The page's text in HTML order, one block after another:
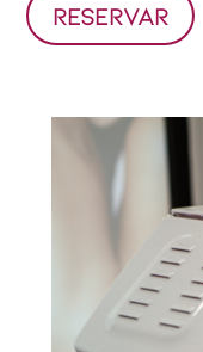
Reservar